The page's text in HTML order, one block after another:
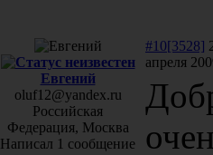
Евгений
oluf12@yandex.ru
Российская
Федерация, Москва
Написал 1 сообщение
#10[3528]
апреля